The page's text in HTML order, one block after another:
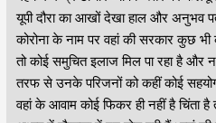
यूपी दौरा का आखों देखा हाल और अनुभव
कोरोना के नाम पर वहां की सरकार कुछ
तो कोई समुचित इलाज मिल पा रहा है और
तरफ से उनके परिजनों को कहीं कोई
वहां के आवाम कोई फिकर ही नहीं है चिंता है